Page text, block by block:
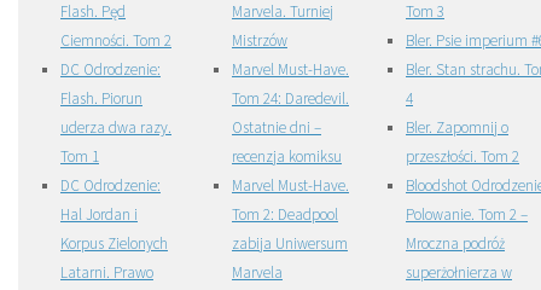
Flash. Pęd
Ciemności. Tom 2
DC Odrodzenie:
Flash. Piorun
uderza dwa razy.
Tom 1
DC Odrodzenie:
Hal Jordan i
Korpus Zielonych
Latarni. Prawo
Marvela. Turniej
Mistrzów
Marvel Must-Have.
Tom 24: Daredevil.
Ostatnie dni –
recenzja komiksu
Marvel Must-Have.
Tom 2: Deadpool
zabija Uniwersum
Marvela
Tom 3
Bler. Psie imperium
Bler. Stan strachu.
4
Bler. Zapomnij o
przeszłości. Tom 2
Bloodshot
Polowanie. Tom 2 –
Mroczna podróż
superżołnierza w